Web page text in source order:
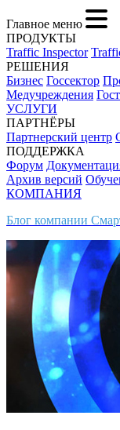
Главное меню
ПРОДУКТЫ
Traffic Inspector
РЕШЕНИЯ
Бизнес Госсектор
Медучреждения
УСЛУГИ
ПАРТНЁРЫ
Партнерский центр
ПОДДЕРЖКА
Форум
Архив версий
КОМПАНИЯ
Блог компании